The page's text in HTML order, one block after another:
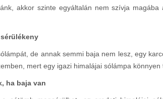
akkor szinte egyáltalán nem szívja
de annak semmi baja nem lesz, egy
mert egy igazi himalájai sólámpa könnyen
ha baja van